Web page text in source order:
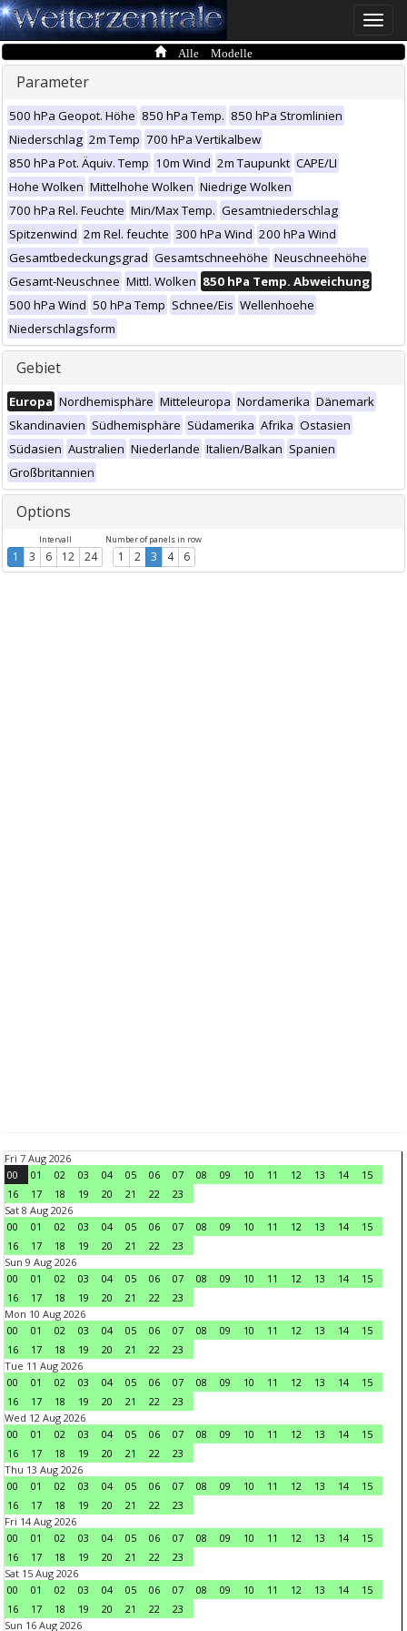
Toggle
Alle Modelle
Parameter
500 hPa Geopot. Höhe 850 hPa Temp. 850 hPa Stromlinien
Niederschlag 2m Temp 700 hPa Vertikalbew
850 hPa Pot. Äquiv. Temp 10m Wind 2m Taupunkt CAPE/LI
Hohe Wolken Mittelhohe Wolken Niedrige Wolken
700 hPa Rel. Feuchte Min/Max Temp. Gesamtniederschlag
Spitzenwind 2m Rel. feuchte 300 hPa Wind 200 hPa Wind
Gesamtbedeckungsgrad Gesamtschneehöhe Neuschneehöhe
Gesamt-Neuschnee Mittl. Wolken 850 hPa Temp. Abweichung
500 hPa Wind 50 hPa Temp Schnee/Eis Wellenhoehe
Niederschlagsform
Gebiet
Europa Nordhemisphäre Mitteleuropa Nordamerika Dänemark
Skandinavien Südhemisphäre Südamerika Afrika Ostasien
Südasien Australien Niederlande Italien/Balkan Spanien
Großbritannien
Options
Intervall
1 3 6 12 24
Number of panels in row
1 2 3 4 6
Fri 7 Aug 2026
00
01 02 03 04 05 06 07 08 09 10 11 12 13 14
15
16
17 18 19 20 21 22
23
Sat 8 Aug 2026
00
01 02 03 04 05 06 07 08 09 10 11 12 13 14
15
16
17 18 19 20 21 22
23
Sun 9 Aug 2026
00
01 02 03 04 05 06 07 08 09 10 11 12 13 14
15
16
17 18 19 20 21 22
23
Mon 10 Aug 2026
00
01 02 03 04 05 06 07 08 09 10 11 12 13 14
15
16
17 18 19 20 21 22
23
Tue 11 Aug 2026
00
01 02 03 04 05 06 07 08 09 10 11 12 13 14
15
16
17 18 19 20 21 22
23
Wed 12 Aug 2026
00
01 02 03 04 05 06 07 08 09 10 11 12 13 14
15
16
17 18 19 20 21 22
23
Thu 13 Aug 2026
00
01 02 03 04 05 06 07 08 09 10 11 12 13 14
15
16
17 18 19 20 21 22
23
Fri 14 Aug 2026
00
01 02 03 04 05 06 07 08 09 10 11 12 13 14
15
16
17 18 19 20 21 22
23
Sat 15 Aug 2026
00
01 02 03 04 05 06 07 08 09 10 11 12 13 14
15
16
17 18 19 20 21 22
23
Sun 16 Aug 2026